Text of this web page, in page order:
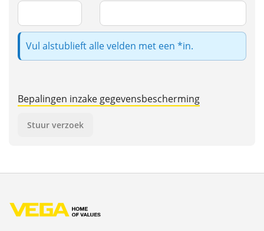
Vul alstublieft alle velden met een *in.
Bepalingen inzake gegevensbescherming
Stuur verzoek